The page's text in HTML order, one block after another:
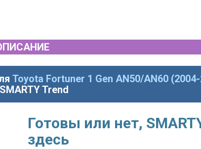
Toyota Fortuner 1 Gen AN50/AN60
Trend
Готовы или нет,
здесь